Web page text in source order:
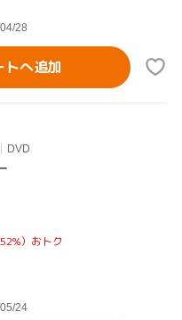
28
トへ追加
DVD
）おトク
24